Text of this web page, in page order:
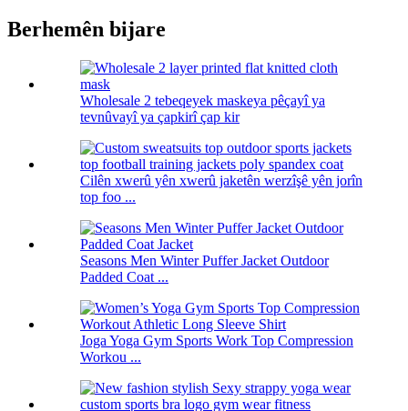
Berhemên bijare
Wholesale 2 tebeqeyek maskeya pêçayî ya
tevnûvayî ya çapkirî çap kir
Cilên xwerû yên xwerû jaketên werzîşê yên jorîn
top foo ...
Seasons Men Winter Puffer Jacket Outdoor
Padded Coat ...
Joga Yoga Gym Sports Work Top Compression
Workou ...